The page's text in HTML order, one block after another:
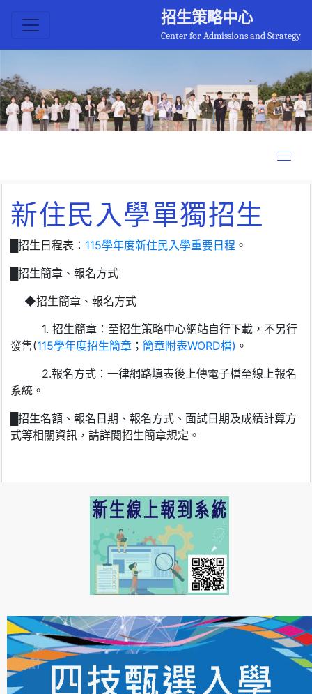
招生策略中心
Center for Admissions and Strategy
新住民入學單獨招生
招生日程表： 115學年度新住民入學重要日程 。
█招生簡章、報名方式
◆招生簡章、報名方式
1. 招生簡章：至招生策略中心網站自行下載，不另行
發售(115學年度招生簡章 ； 簡章附表WORD檔) 。
2.報名方式：一律網路填表後上傳電子檔至線上報名
系統。
█招生名額、報名日期、報名方式、面試日期及成績計算方
式等相關資訊，請詳閱招生簡章規定。